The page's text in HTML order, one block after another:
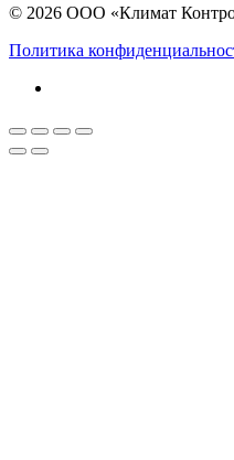
© 2026 ООО «Климат
Политика